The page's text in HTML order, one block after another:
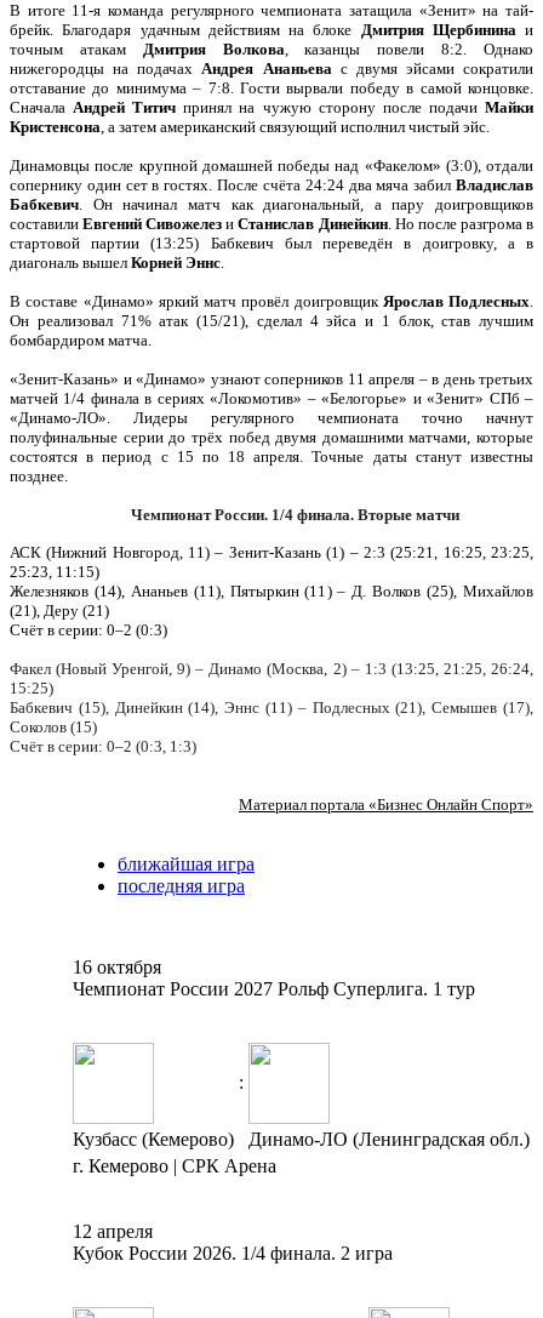
В итоге 11-я команда регулярного чемпионата затащила «Зенит» на тай-
брейк. Благодаря удачным действиям на блоке Дмитрия Щербининаи
точным атакам Дмитрия Волкова, казанцы повели 8:2. Однако
нижегородцы на подачахАндрея Ананьевас двумя эйсами сократили
отставание до минимума – 7:8. Гости вырвали победу в самой концовке.
СначалаАндрей Титич принял на чужую сторону после подачиМайки
Кристенсона, а затем американский связующий исполнил чистый эйс.
Динамовцы после крупной домашней победы над «Факелом» (3:0), отдали
сопернику один сет в гостях. После счёта 24:24 два мяча забил Владислав
Бабкевич. Он начинал матч как диагональный, а пару доигровщиков
составилиЕвгений Сивожелез иСтанислав Динейкин. Но после разгрома в
стартовой партии (13:25) Бабкевич был переведён в доигровку, а в
диагональ вышел Корней Эннс.
В составе «Динамо» яркий матч провёл доигровщик Ярослав Подлесных.
Он реализовал 71% атак (15/21), сделал 4 эйса и 1 блок, став лучшим
бомбардиром матча.
«Зенит-Казань» и «Динамо» узнают соперников 11 апреля – в день третьих
матчей 1/4 финала в сериях «Локомотив» – «Белогорье» и «Зенит» СПб –
«Динамо-ЛО». Лидеры регулярного чемпионата точно начнут
полуфинальные серии до трёх побед двумя домашними матчами, которые
состоятся в период с 15 по 18 апреля. Точные даты станут известны
позднее.
Чемпионат России. 1/4 финала. Вторые матчи
АСК (Нижний Новгород, 11) – Зенит-Казань (1) – 2:3 (25:21, 16:25, 23:25,
25:23, 11:15)
Железняков (14), Ананьев (11), Пятыркин (11) – Д. Волков (25), Михайлов
(21), Деру (21)
Счёт в серии: 0–2 (0:3)
Факел (Новый Уренгой, 9) – Динамо (Москва, 2) – 1:3 (13:25, 21:25, 26:24,
15:25)
Бабкевич (15), Динейкин (14), Эннс (11) – Подлесных (21), Семышев (17),
Соколов (15)
Счёт в серии: 0–2 (0:3, 1:3)
Материал портала «Бизнес Онлайн Спорт»
ближайшая игра
последняя игра
16 октября
Чемпионат России 2027 Рольф Суперлига. 1 тур
:
Кузбасс (Кемерово)
Динамо-ЛО (Ленинградская обл.)
г. Кемерово | СРК Арена
12 апреля
Кубок России 2026. 1/4 финала. 2 игра